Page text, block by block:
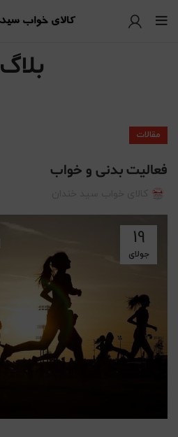
بلاگ
مقالات
فعالیت بدنی و خواب
19
جولای